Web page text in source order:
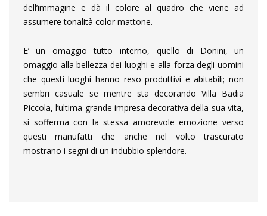
dell’immagine e dà il colore al quadro che viene ad
assumere tonalità color mattone.
E’ un omaggio tutto interno, quello di Donini, un
omaggio alla bellezza dei luoghi e alla forza degli uomini
che questi luoghi hanno reso produttivi e abitabili; non
sembri casuale se mentre sta decorando Villa Badia
Piccola, l’ultima grande impresa decorativa della sua vita,
si sofferma con la stessa amorevole emozione verso
questi manufatti che anche nel volto trascurato
mostrano i segni di un indubbio splendore.